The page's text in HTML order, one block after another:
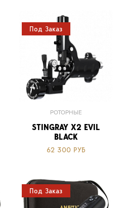
Под Заказ
РОТОРНЫЕ
STINGRAY X2 EVIL
BLACK
62 300 РУБ
Под Заказ